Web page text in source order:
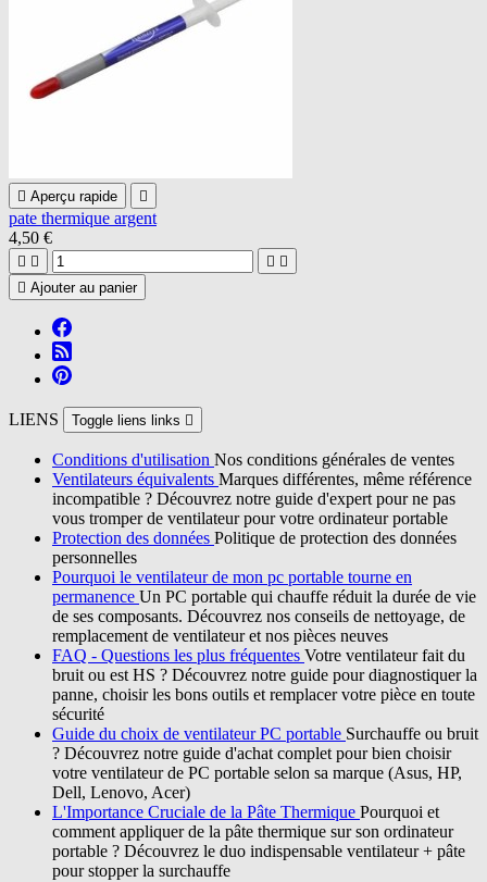
 Aperçu rapide 
pate thermique argent
4,50 €
   
 Ajouter au panier
LIENS Toggle liens links 
Conditions d'utilisation Nos conditions générales de ventes
Ventilateurs équivalents Marques différentes, même référence
incompatible ? Découvrez notre guide d'expert pour ne pas
vous tromper de ventilateur pour votre ordinateur portable
Protection des données Politique de protection des données
personnelles
Pourquoi le ventilateur de mon pc portable tourne en
permanence Un PC portable qui chauffe réduit la durée de vie
de ses composants. Découvrez nos conseils de nettoyage, de
remplacement de ventilateur et nos pièces neuves
FAQ - Questions les plus fréquentes Votre ventilateur fait du
bruit ou est HS ? Découvrez notre guide pour diagnostiquer la
panne, choisir les bons outils et remplacer votre pièce en toute
sécurité
Guide du choix de ventilateur PC portable Surchauffe ou bruit
? Découvrez notre guide d'achat complet pour bien choisir
votre ventilateur de PC portable selon sa marque (Asus, HP,
Dell, Lenovo, Acer)
L'Importance Cruciale de la Pâte Thermique Pourquoi et
comment appliquer de la pâte thermique sur son ordinateur
portable ? Découvrez le duo indispensable ventilateur + pâte
pour stopper la surchauffe